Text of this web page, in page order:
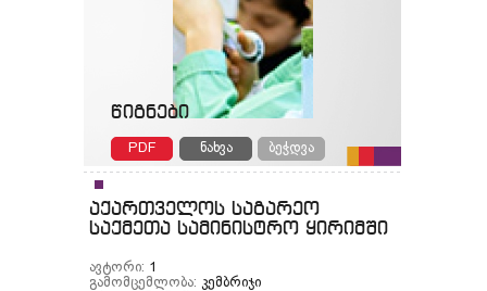
წიგნები
PDF ნახვა ბეჭდვა
აქართველოს საგარეო
საქმეთა სამინისტრო ყირიმში
ავტორი: 1
გამომცემლობა: კემბრიჯი